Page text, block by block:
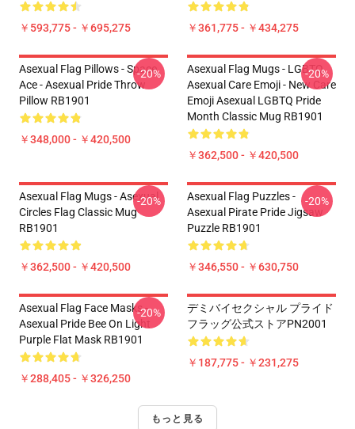
￥593,775 - ￥695,275 ￥361,775 - ￥434,275
Asexual Flag Pillows - Space
Ace - Asexual Pride Throw
Pillow RB1901
￥348,000 - ￥420,500
-20%
Asexual Flag Mugs - LGBTQ
Asexual Care Emoji - New Care
Emoji Asexual LGBTQ Pride
Month Classic Mug RB1901
￥362,500 - ￥420,500
-20%
Asexual Flag Mugs - Asexual
Circles Flag Classic Mug
RB1901
￥362,500 - ￥420,500
-20%
Asexual Flag Puzzles -
Asexual Pirate Pride Jigsaw
Puzzle RB1901
￥346,550 - ￥630,750
-20%
Asexual Flag Face Masks -
Asexual Pride Bee On Light
Purple Flat Mask RB1901
￥288,405 - ￥326,250
-20%
デミバイセクシャル プライド
フラッグ公式ストアPN2001
￥187,775 - ￥231,275
もっと見る